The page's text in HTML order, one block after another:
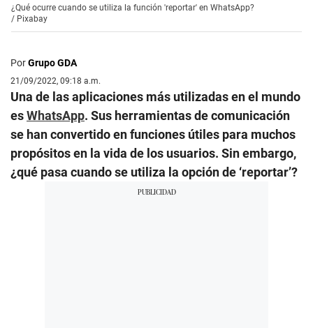
¿Qué ocurre cuando se utiliza la función 'reportar' en WhatsApp?
/ Pixabay
PorGrupo GDA
21/09/2022, 09:18 a.m.
Una de las aplicaciones más utilizadas en el mundo
esWhatsApp. Sus herramientas de comunicación
se han convertido en funciones útiles para muchos
propósitos en la vida de los usuarios. Sin embargo,
¿qué pasa cuando se utiliza la opción de ‘reportar’?